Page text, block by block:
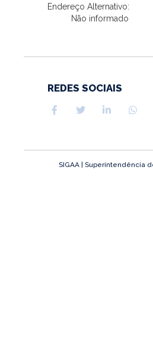
Endereço Alternativo:
Não informado
REDES SOCIAIS
SIGAA | Superintendência